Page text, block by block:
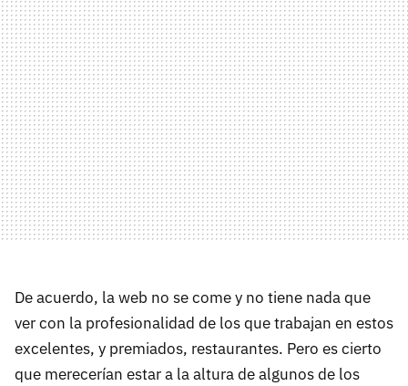
De acuerdo, la web no se come y no tiene nada que
ver con la profesionalidad de los que trabajan en estos
excelentes, y premiados, restaurantes. Pero es cierto
que merecerían estar a la altura de algunos de los